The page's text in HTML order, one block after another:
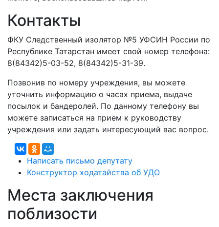
Контакты
ФКУ Следственный изолятор №5 УФСИН России по
Республике Татарстан имеет свой номер телефона:
8(84342)5-03-52, 8(84342)5-31-39.
Позвонив по номеру учреждения, вы можете
уточнить информацию о часах приема, выдаче
посылок и бандеролей. По данному телефону вы
можете записаться на прием к руководству
учреждения или задать интересующий вас вопрос.
Написать письмо депутату
Конструктор ходатайства об УДО
Места заключения
поблизости